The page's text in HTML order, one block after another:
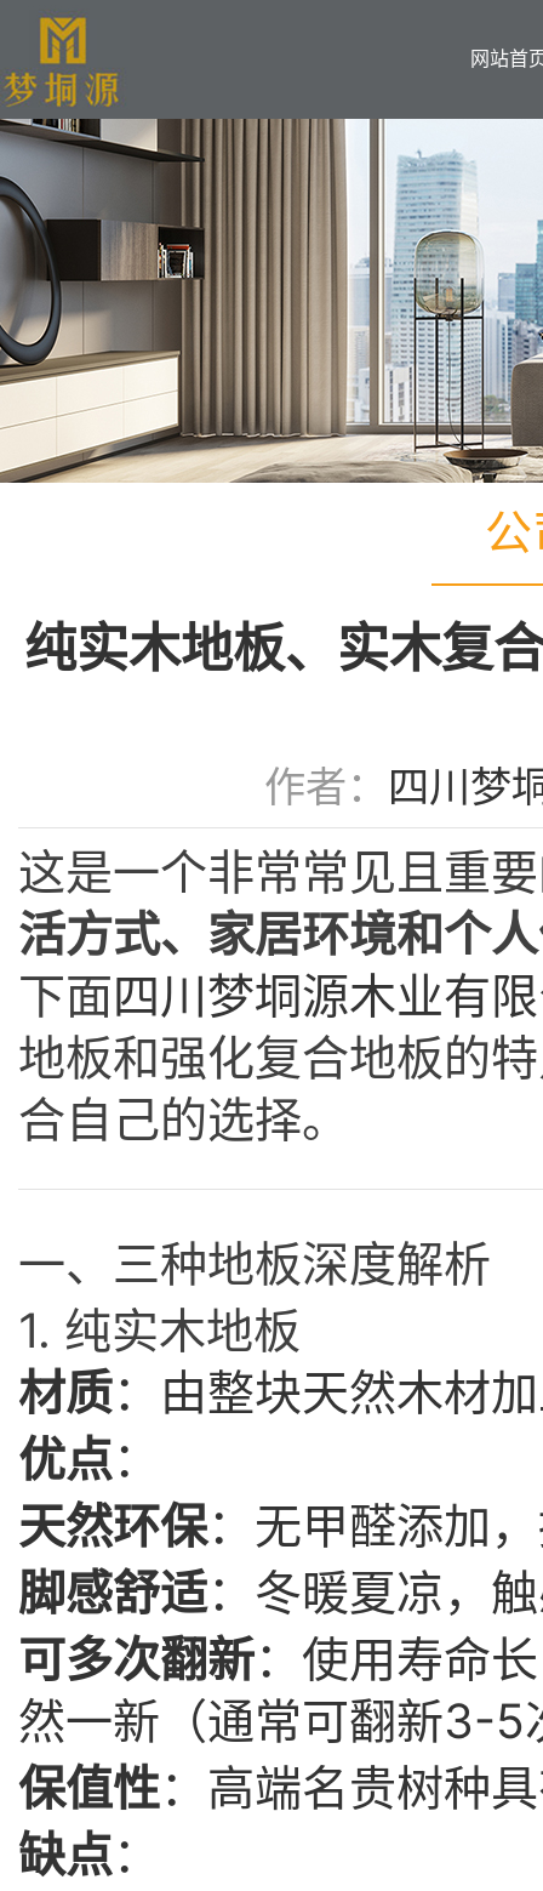
网站首
纯实木地板、实木复
作者： 四川梦
这是一个非常常见且重
活方式、家居环境和个
下面四川梦垌源木业有
地板和强化复合地板的
合自己的选择。
一、三种地板深度解析
1. 纯实木地板
材质：由整块天然木材
优点：
天然环保：无甲醛添加
脚感舒适：冬暖夏凉，
可多次翻新：使用寿命
然一新（通常可翻新3-5
保值性：高端名贵树种
缺点：